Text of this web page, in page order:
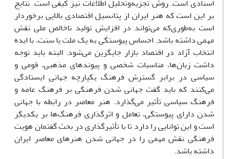
اسنادی است. روش تجزیه‌وتحلیل اطلاعات نیز کیفی است. نتایج
بر این است که هنر ایران از پتانسیل اقتصادی بالایی برخوردار
است به‌طوری‌که می‌تواند در افزایش تولید ناخالص ملی نقش
مهمی داشته باشد. احساس پیوستگی به یک ملت یا سنت، با ایده
انتخاب آزاد در اقتصاد بازار جایگزین می‌شود. البته باید توجه
داشت زبان‌ها، مناسبات شخصی و پیوندهای مذهبی، قومی و
سیاسی در برابر گسترش فرهنگ یکپارچه جهانی ایستادگی
می‌کنند که باید گفت جهانی شدن فرهنگی بر فرهنگ عامه و
فرهنگ سیاسی تأثیر می‌گذارد. هنر معاصر در رابطه با جهانی
شدن دارای پیوستگی، تعامل و اثرگذاری فرهنگ‌ها بر یکدیگر
است و این توانایی را دارد تا با تأثیرگذاری در بحث گفتمان هویت
فرهنگی نقش مهمی را در جهانی شدن هنرهای معاصر ایران
داشته باشد.